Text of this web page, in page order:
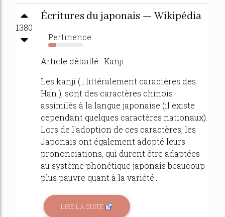
1380
Écritures du japonais — Wikipédia
Pertinence
22%
Article détaillé : Kanji .
Les kanji ( , littéralement caractères des
Han ), sont des caractères chinois
assimilés à la langue japonaise (il existe
cependant quelques caractères nationaux).
Lors de l'adoption de ces caractères, les
Japonais ont également adopté leurs
prononciations, qui durent être adaptées
au système phonétique japonais beaucoup
plus pauvre quant à la variété...
LIRE LA SUITE